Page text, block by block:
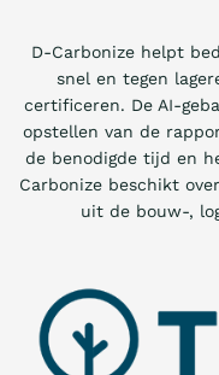
D-Carbonize helpt
snel en tegen
certificeren. De AI-
opstellen van de
de benodigde tijd en
Carbonize beschikt
uit de bouw-,